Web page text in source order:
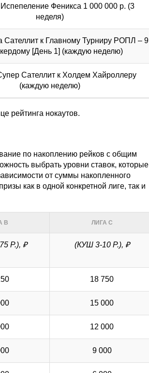
Феникса 1 000 000 р. (3
неделя)
Сателлит к Главному Турниру РОПЛ – 9
[День 1] (каждую неделю)
Сателлит к Холдем Хайроллеру
(каждую неделю)
рейтинга нокаутов.
по накоплению рейков с общим
выбрать уровни ставок, которые
от суммы накопленного
как в одной конкретной лиге, так и
В ЛИГА С
Р.), ₽ (КУШ 3-10 Р.), ₽
18 750
15 000
12 000
9 000